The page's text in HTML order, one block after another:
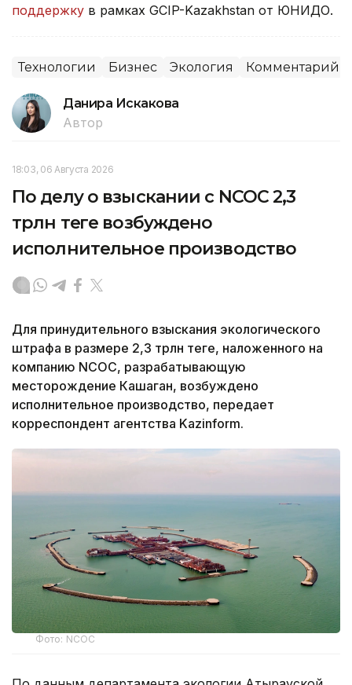
поддержку в рамках GCIP-Kazakhstan от ЮНИДО.
Технологии Бизнес Экология Комментарий
Данира Искакова
Автор
18:03, 06 Августа 2026
По делу о взыскании с NCOC 2,3
трлн теңге возбуждено
исполнительное производство
Для принудительного взыскания экологического
штрафа в размере 2,3 трлн теңге, наложенного на
компанию NCOC, разрабатывающую
месторождение Кашаган, возбуждено
исполнительное производство, передает
корреспондент агентства Kazinform.
Фото: NCOC